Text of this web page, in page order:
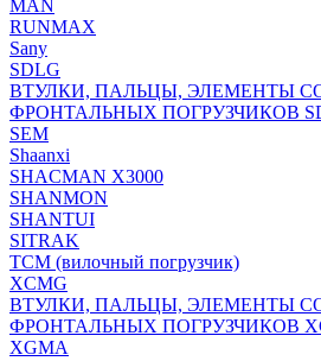
MAN
RUNMAX
Sany
SDLG
ВТУЛКИ, ПАЛЬЦЫ, ЭЛЕМЕНТЫ
ФРОНТАЛЬНЫХ ПОГРУЗЧИКОВ
SEM
Shaanxi
SHACMAN X3000
SHANMON
SHANTUI
SITRAK
TCM (вилочный погрузчик)
XCMG
ВТУЛКИ, ПАЛЬЦЫ, ЭЛЕМЕНТЫ
ФРОНТАЛЬНЫХ ПОГРУЗЧИКОВ
XGMA